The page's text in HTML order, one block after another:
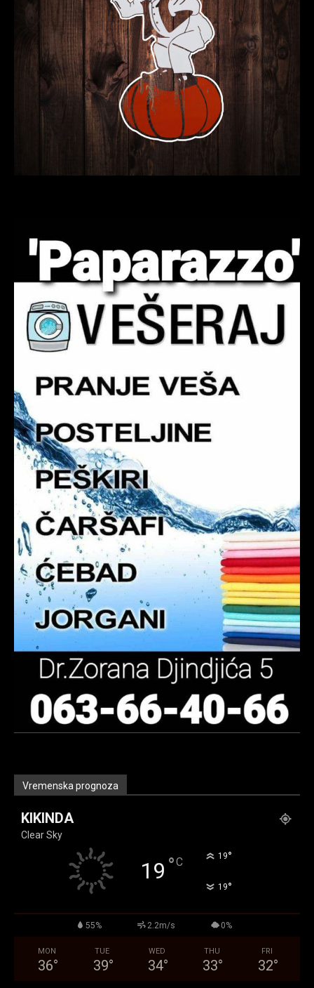
Vremenska prognoza
KIKINDA
Clear Sky
19 °C 19°
19°
55% 2.2m/s 0%
MON
36°
TUE
39°
WED
34°
THU
33°
FRI
32°